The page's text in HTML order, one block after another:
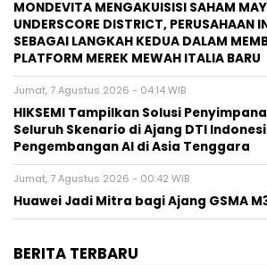
MONDEVITA MENGAKUISISI SAHAM
UNDERSCORE DISTRICT, PERUSAHAAN
SEBAGAI LANGKAH KEDUA DALAM
PLATFORM MEREK MEWAH ITALIA BARU
Jumat, 7 Agustus 2026 - 04:14 WIB
HIKSEMI Tampilkan Solusi
Seluruh Skenario di Ajang DTI
Pengembangan AI di Asia Tenggara
Jumat, 7 Agustus 2026 - 00:42 WIB
Huawei Jadi Mitra bagi Ajang GSMA
BERITA TERBARU